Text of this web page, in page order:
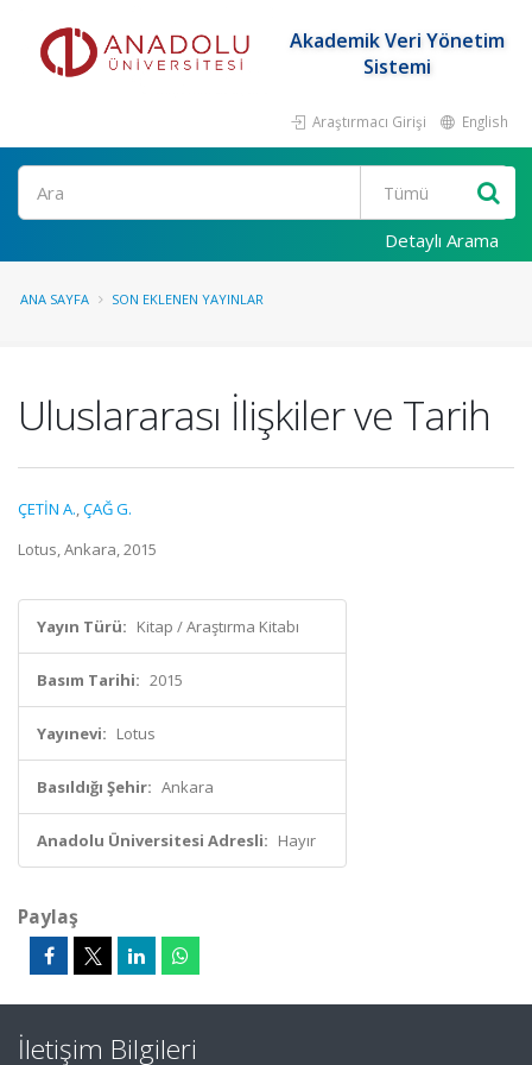
Akademik Veri Yönetim
Sistemi
Araştırmacı Girişi English
Ara
Detaylı Arama
ANA SAYFA SON EKLENEN YAYINLAR
Uluslararası İlişkiler ve Tarih
ÇETİN A.,ÇAĞ G.
Lotus, Ankara, 2015
Yayın Türü: Kitap / Araştırma Kitabı
Basım Tarihi: 2015
Yayınevi: Lotus
Basıldığı Şehir: Ankara
Anadolu Üniversitesi Adresli: Hayır
Paylaş
İletişim Bilgileri